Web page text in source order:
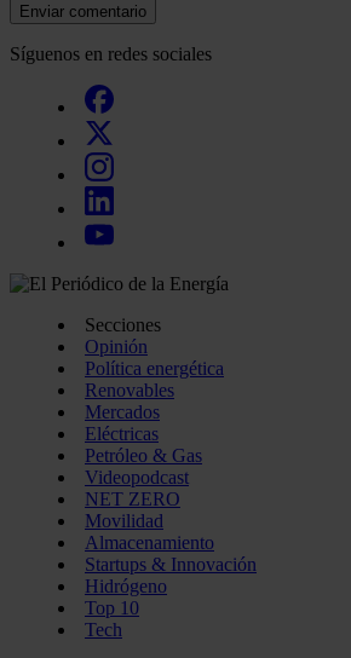
Enviar comentario
Síguenos en redes sociales
Secciones
Opinión
Política energética
Renovables
Mercados
Eléctricas
Petróleo & Gas
Videopodcast
NET ZERO
Movilidad
Almacenamiento
Startups & Innovación
Hidrógeno
Top 10
Tech